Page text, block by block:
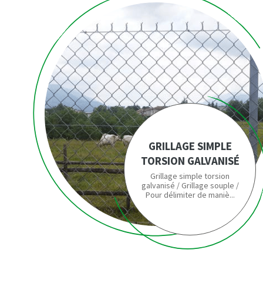
GRILLAGE SIMPLE
TORSION GALVANISÉ
Grillage simple torsion
galvanisé / Grillage souple /
Pour délimiter de maniè...